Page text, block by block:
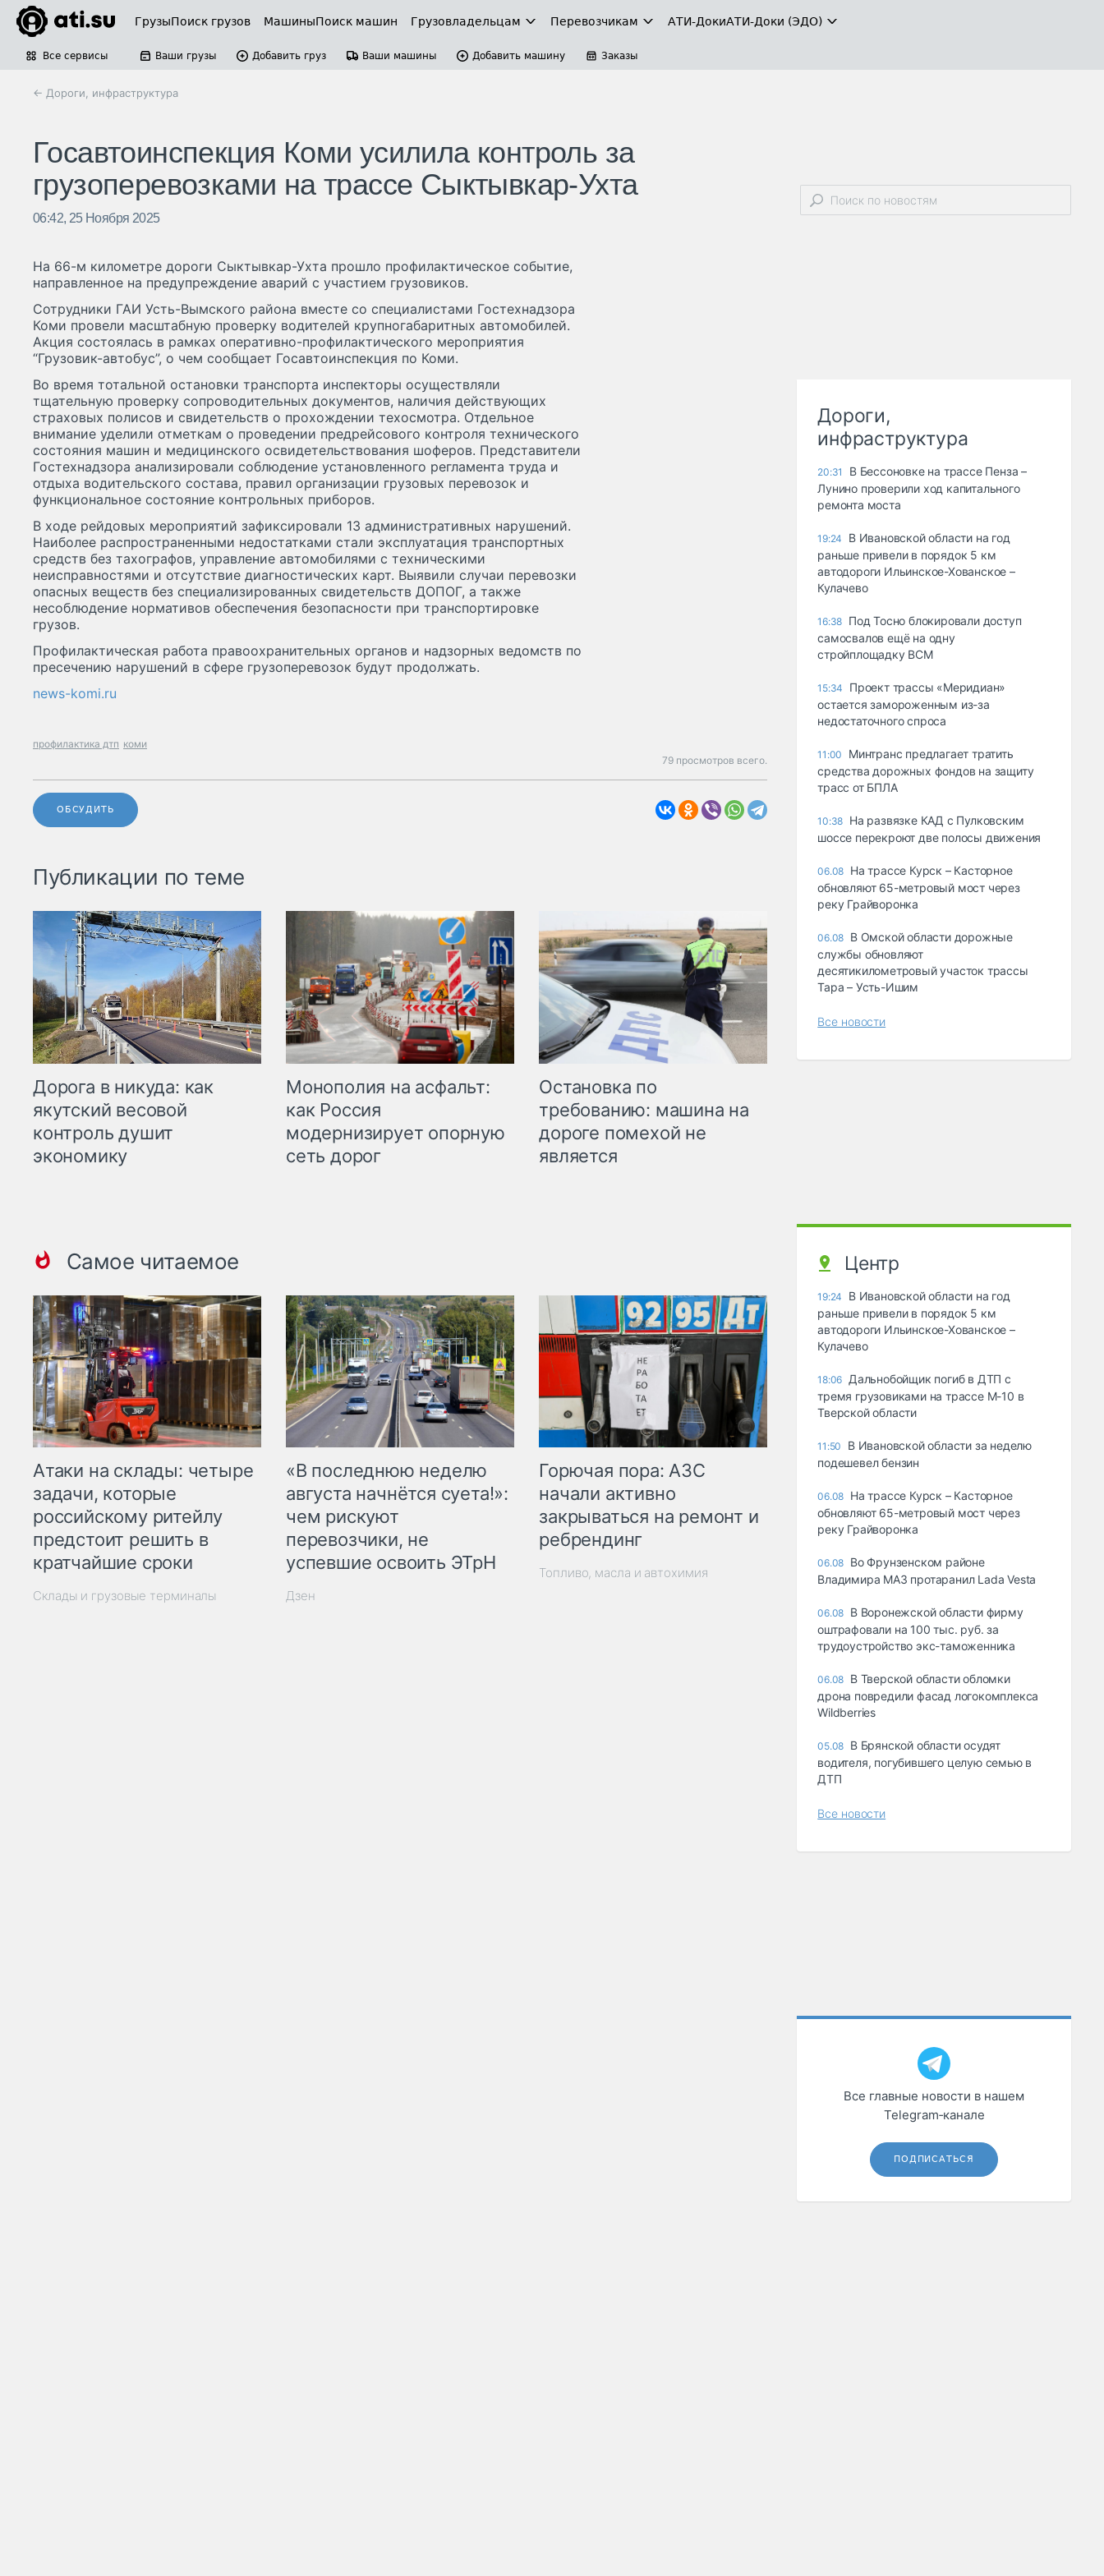
ГрузыПоиск грузов МашиныПоиск машин Грузовладельцам Перевозчикам АТИ-ДокиАТИ-Доки (ЭДО)
Все сервисы Ваши грузы Добавить груз Ваши машины Добавить машину Заказы
← Дороги, инфраструктура
Госавтоинспекция Коми усилила контроль за
грузоперевозками на трассе Сыктывкар-Ухта
06:42, 25 Ноября 2025
На 66-м километре дороги Сыктывкар-Ухта прошло профилактическое событие,
направленное на предупреждение аварий с участием грузовиков.
Сотрудники ГАИ Усть-Вымского района вместе со специалистами Гостехнадзора
Коми провели масштабную проверку водителей крупногабаритных автомобилей.
Акция состоялась в рамках оперативно-профилактического мероприятия
“Грузовик-автобус”, о чем сообщает Госавтоинспекция по Коми.
Во время тотальной остановки транспорта инспекторы осуществляли
тщательную проверку сопроводительных документов, наличия действующих
страховых полисов и свидетельств о прохождении техосмотра. Отдельное
внимание уделили отметкам о проведении предрейсового контроля технического
состояния машин и медицинского освидетельствования шоферов. Представители
Гостехнадзора анализировали соблюдение установленного регламента труда и
отдыха водительского состава, правил организации грузовых перевозок и
функциональное состояние контрольных приборов.
В ходе рейдовых мероприятий зафиксировали 13 административных нарушений.
Наиболее распространенными недостатками стали эксплуатация транспортных
средств без тахографов, управление автомобилями с техническими
неисправностями и отсутствие диагностических карт. Выявили случаи перевозки
опасных веществ без специализированных свидетельств ДОПОГ, а также
несоблюдение нормативов обеспечения безопасности при транспортировке
грузов.
Профилактическая работа правоохранительных органов и надзорных ведомств по
пресечению нарушений в сфере грузоперевозок будут продолжать.
news-komi.ru
профилактика дтп коми
79 просмотров всего.
ОБСУДИТЬ
Публикации по теме
Дорога в никуда: как
якутский весовой
контроль душит
экономику
Монополия на асфальт:
как Россия
модернизирует опорную
сеть дорог
Остановка по
требованию: машина на
дороге помехой не
является
Самое читаемое
Атаки на склады: четыре
задачи, которые
российскому ритейлу
предстоит решить в
кратчайшие сроки
Склады и грузовые терминалы
«В последнюю неделю
августа начнётся суета!»:
чем рискуют
перевозчики, не
успевшие освоить ЭТрН
Дзен
Горючая пора: АЗС
начали активно
закрываться на ремонт и
ребрендинг
Топливо, масла и автохимия
Дороги,
инфраструктура
20:31
В Бессоновке на трассе Пенза –
Лунино проверили ход капитального
ремонта моста
19:24
В Ивановской области на год
раньше привели в порядок 5 км
автодороги Ильинское-Хованское –
Кулачево
16:38 Под Тосно блокировали доступ
самосвалов ещё на одну
стройплощадку ВСМ
15:34
Проект трассы «Меридиан»
остается замороженным из-за
недостаточного спроса
11:00
Минтранс предлагает тратить
средства дорожных фондов на защиту
трасс от БПЛА
10:38 На развязке КАД с Пулковским
шоссе перекроют две полосы движения
06.08 На трассе Курск – Касторное
обновляют 65-метровый мост через
реку Грайворонка
06.08 В Омской области дорожные
службы обновляют
десятикилометровый участок трассы
Тара – Усть-Ишим
Все новости
Центр
19:24
В Ивановской области на год
раньше привели в порядок 5 км
автодороги Ильинское-Хованское –
Кулачево
18:06 Дальнобойщик погиб в ДТП с
тремя грузовиками на трассе М-10 в
Тверской области
11:50
В Ивановской области за неделю
подешевел бензин
06.08 На трассе Курск – Касторное
обновляют 65-метровый мост через
реку Грайворонка
06.08 Во Фрунзенском районе
Владимира МАЗ протаранил Lada Vesta
06.08 В Воронежской области фирму
оштрафовали на 100 тыс. руб. за
трудоустройство экс-таможенника
06.08 В Тверской области обломки
дрона повредили фасад логокомплекса
Wildberries
05.08 В Брянской области осудят
водителя, погубившего целую семью в
ДТП
Все новости
Все главные новости в нашем
Telegram‑канале
ПОДПИСАТЬСЯ